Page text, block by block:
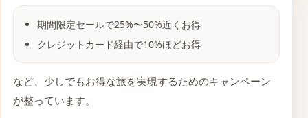
期間限定セールで25%〜50%近くお得
クレジットカード経由で10%ほどお得
など、少しでもお得な旅を実現するためのキャンペーン
が整っています。